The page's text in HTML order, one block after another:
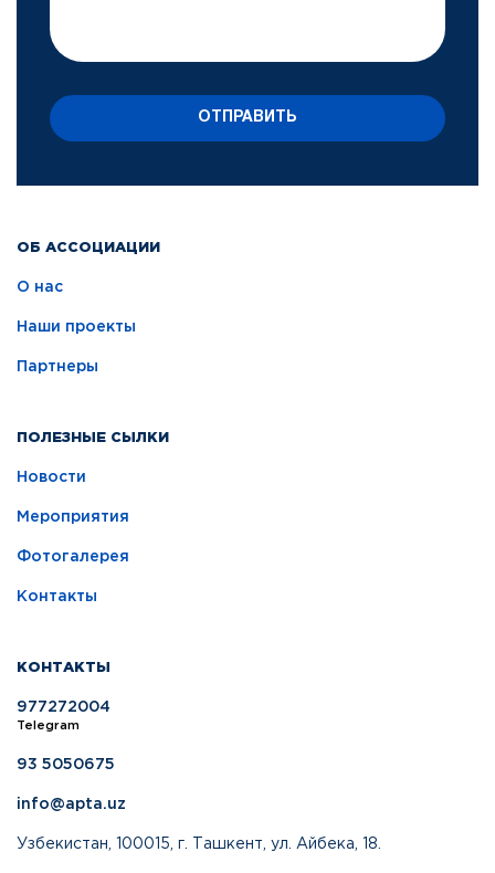
ОБ АССОЦИАЦИИ
О нас
Наши проекты
Партнеры
ПОЛЕЗНЫЕ СЫЛКИ
Новости
Мероприятия
Фотогалерея
Контакты
КОНТАКТЫ
977272004
Telegram
93 5050675
info@apta.uz
Узбекистан, 100015, г. Ташкент, ул. Айбека, 18.
ОТПРАВИТЬ